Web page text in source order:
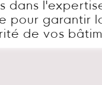
dans
pour garantir
de vos